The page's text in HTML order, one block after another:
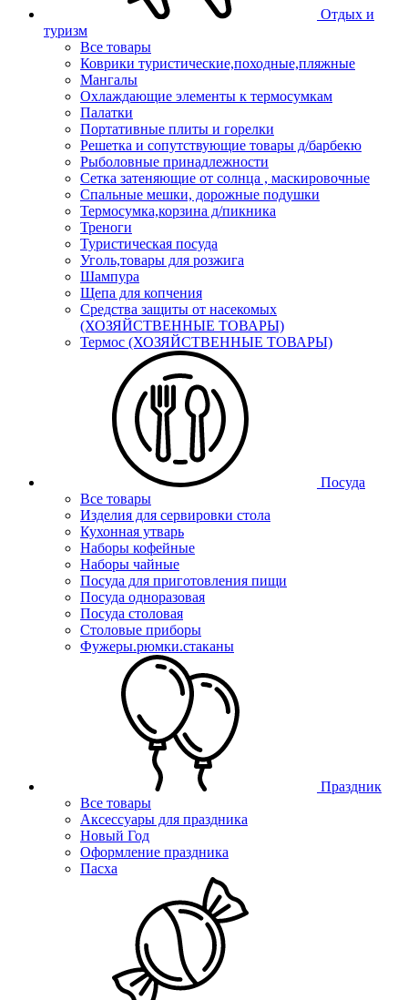
Отдых и
туризм
Все товары
Коврики туристические,походные,пляжные
Мангалы
Охлаждающие элементы к термосумкам
Палатки
Портативные плиты и горелки
Решетка и сопутствующие товары д/барбекю
Рыболовные принадлежности
Сетка затеняющие от солнца , маскировочные
Спальные мешки, дорожные подушки
Термосумка,корзина д/пикника
Треноги
Туристическая посуда
Уголь,товары для розжига
Шампура
Щепа для копчения
Средства защиты от насекомых
(ХОЗЯЙСТВЕННЫЕ ТОВАРЫ)
Термос (ХОЗЯЙСТВЕННЫЕ ТОВАРЫ)
Посуда
Все товары
Изделия для сервировки стола
Кухонная утварь
Наборы кофейные
Наборы чайные
Посуда для приготовления пищи
Посуда одноразовая
Посуда столовая
Столовые приборы
Фужеры.рюмки.стаканы
Праздник
Все товары
Аксессуары для праздника
Новый Год
Оформление праздника
Пасха